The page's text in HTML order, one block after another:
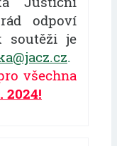
odpoví
soutěži je
.
všechna
2024!